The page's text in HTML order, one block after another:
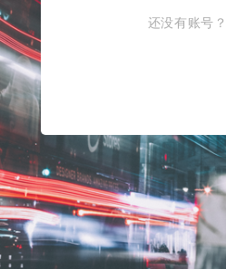
还没有账号？